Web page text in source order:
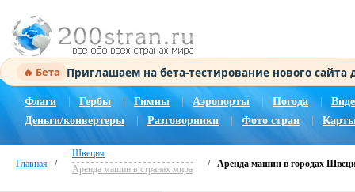
🔥 Бета Приглашаем на бета-тестирование нового
Флаги Гербы Гимны | Аэропорты Погода |
Деньги/конвертеры
Разговорники Фото стран
Главная /
Швеция
Аренда машин в странах мира
/ Аренда машин в городах